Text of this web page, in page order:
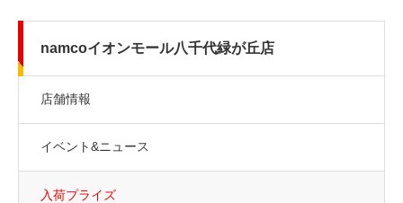
namcoイオンモール八千代緑が丘店
店舗情報
イベント&ニュース
入荷プライズ